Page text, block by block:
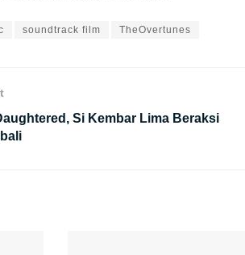
soundtrack film TheOvertunes
Si Kembar Lima Beraksi